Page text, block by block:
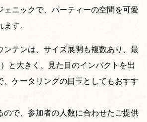
ェニックで、パーティーの空間を可愛
す。
ンテンは、サイズ展開も複数あり、最
と大きく、見た目のインパクトを出
、ケータリングの目玉としてもおすす
ので、参加者の人数に合わせたご提供